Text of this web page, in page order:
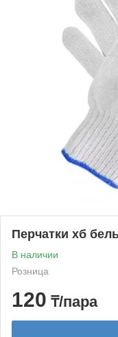
Перчатки хб
В наличии
Розница
120 ₸/пара